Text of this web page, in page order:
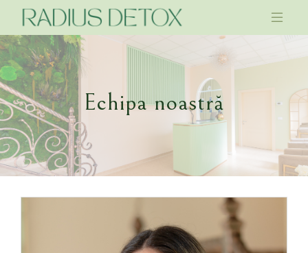
Echipa noastră